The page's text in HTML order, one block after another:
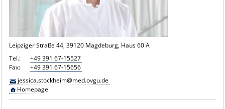
Leipziger Straße 44, 39120 Magdeburg, Haus 60 A
Tel.:
+49 391 67-15527
Fax:
+49 391 67-15656
jessica.stockheim@med.ovgu.de
Homepage